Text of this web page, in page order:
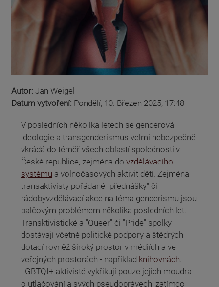
Autor: Jan Weigel
Datum vytvoření: Pondělí, 10. Březen 2025, 17:48
V posledních několika letech se genderová
ideologie a transgenderismus velmi nebezpečně
vkrádá do téměř všech oblastí společnosti v
České republice, zejména do vzdělávacího
systému a volnočasových aktivit dětí. Zejména
transaktivisty pořádané "přednášky" či
rádobyvzdělávací akce na téma genderismu jsou
palčovým problémem několika posledních let.
Transktivistické a "Queer" či "Pride" spolky
dostávají včetně politické podpory a štědrých
dotací rovněž široký prostor v médiích a ve
veřejných prostorách - například knihovnách.
LGBTQI+ aktivisté vykřikují pouze jejich moudra
o utlačování a svých pseudoprávech, zatímco